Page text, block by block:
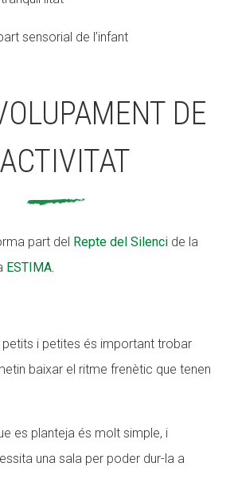
sensorial de l’infant
DE
part del Repte del Silenci de la
ESTIMA.
petits i petites és important trobar
baixar el ritme frenètic que tenen
es planteja és molt simple, i
una sala per poder dur-la a